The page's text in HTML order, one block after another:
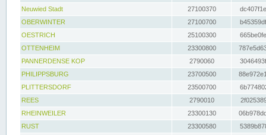
Neuwied Stadt
27100370
OBERWINTER
27100700
OESTRICH
25100300
OTTENHEIM
23300800
PANNERDENSE KOP
2790060
PHILIPPSBURG
23700500
PLITTERSDORF
23500700
REES
2790010
RHEINWEILER
23300130
RUST
23300580